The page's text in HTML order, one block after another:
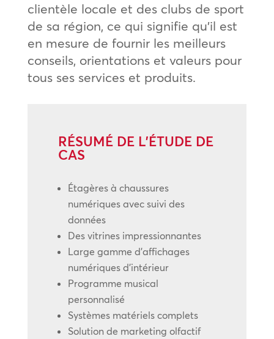
clientèle locale et des clubs de sport
de sa région, ce qui signifie qu’il est
en mesure de fournir les meilleurs
conseils, orientations et valeurs pour
tous ses services et produits.
RÉSUMÉ DE L’ÉTUDE DE
CAS
Étagères à chaussures
numériques avec suivi des
données
Des vitrines impressionnantes
Large gamme d’affichages
numériques d’intérieur
Programme musical
personnalisé
Systèmes matériels complets
Solution de marketing olfactif